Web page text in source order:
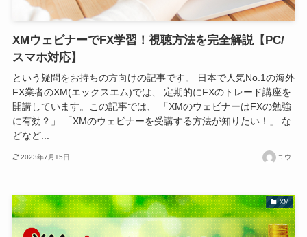
XMウェビナーでFX学習！視聴方法を完全解説【PC/
スマホ対応】
という疑問をお持ちの方向けの記事です。 日本で人気No.1の海外
FX業者のXM(エックスエム)では、 定期的にFXのトレード講座を
開講しています。この記事では、 「XMのウェビナーはFXの勉強
に有効？」 「XMのウェビナーを受講する方法が知りたい！」 な
どなど...
2023年7月15日 ユウ
XM